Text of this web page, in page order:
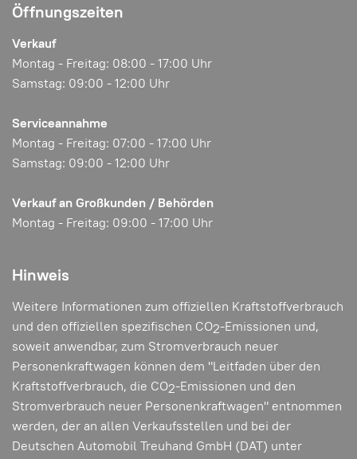
Öffnungszeiten
Verkauf
Montag - Freitag: 08:00 - 17:00 Uhr
Samstag: 09:00 - 12:00 Uhr
Serviceannahme
Montag - Freitag: 07:00 - 17:00 Uhr
Samstag: 09:00 - 12:00 Uhr
Verkauf an Großkunden / Behörden
Montag - Freitag: 09:00 - 17:00 Uhr
Hinweis
Weitere Informationen zum offiziellen Kraftstoffverbrauch
und den offiziellen spezifischen CO2-Emissionen und,
soweit anwendbar, zum Stromverbrauch neuer
Personenkraftwagen können dem "Leitfaden über den
Kraftstoffverbrauch, die CO2-Emissionen und den
Stromverbrauch neuer Personenkraftwagen" entnommen
werden, der an allen Verkaufsstellen und bei der
Deutschen Automobil Treuhand GmbH (DAT) unter